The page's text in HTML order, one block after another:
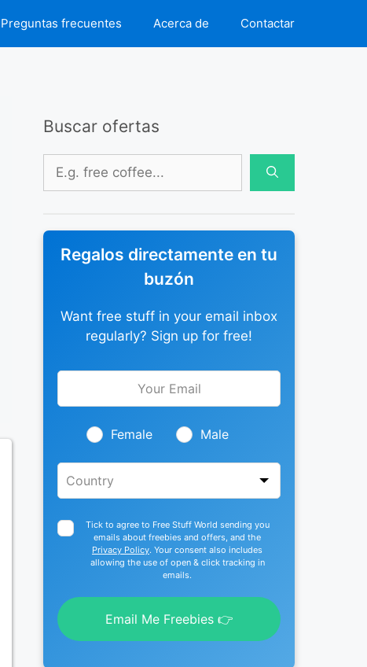
Preguntas frecuentes Acerca de Contactar
Buscar ofertas
Buscar:
Regalos directamente en tu
buzón
Want free stuff in your email inbox
regularly? Sign up for free!
Leave
blank
Female Male
Tick to agree to Free Stuff World sending you
emails about freebies and offers, and the
Privacy Policy. Your consent also includes
allowing the use of open & click tracking in
emails.
Email Me Freebies 👉